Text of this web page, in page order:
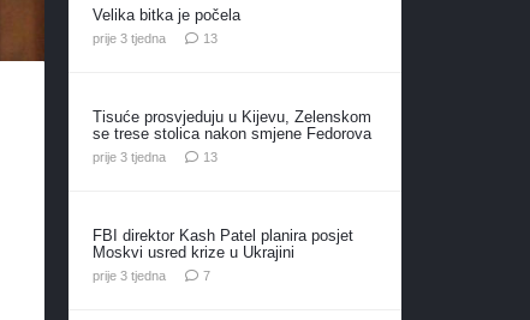
Velika bitka je počela
prije 3 tjedna 13komentara
Tisuće prosvjeduju u Kijevu, Zelenskom
se trese stolica nakon smjene Fedorova
prije 3 tjedna 13komentara
FBI direktor Kash Patel planira posjet
Moskvi usred krize u Ukrajini
prije 3 tjedna 7komentara